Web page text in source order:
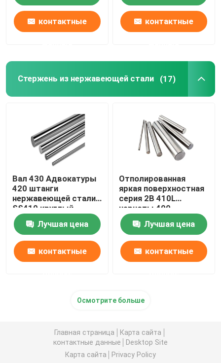
контактные контактные
Стержень из нержавеющей стали (17)
Вал 430 Адвокатуры
420 штанги
нержавеющей стали
SS410 круглый
холодный -
нарисованный
Лучшая цена
контактные
Отполированная
яркая поверхностная
серия 2B 410L
черноты 400
Адвокатуры
нержавеющей стали
301L
Лучшая цена
контактные
Осмотрите больше
Главная страница
Карта сайта
контактные данные
Desktop Site
Карта сайта
Privacy Policy